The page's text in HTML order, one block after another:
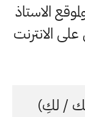
الاستاذ
الانترنت
/ لكِ)